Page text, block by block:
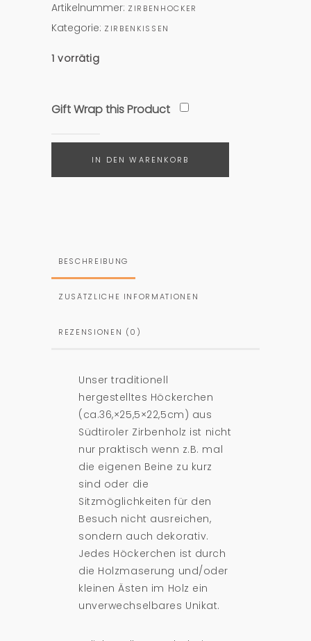
Artikelnummer: ZIRBENHOCKER
Kategorie: ZIRBENKISSEN
1 vorrätig
Gift Wrap this Product
IN DEN WARENKORB
BESCHREIBUNG
ZUSÄTZLICHE INFORMATIONEN
REZENSIONEN (0)
Unser traditionell
hergestelltes Höckerchen
(ca.36,×25,5×22,5cm) aus
Südtiroler Zirbenholz ist nicht
nur praktisch wenn z.B. mal
die eigenen Beine zu kurz
sind oder die
Sitzmöglichkeiten für den
Besuch nicht ausreichen,
sondern auch dekorativ.
Jedes Höckerchen ist durch
die Holzmaserung und/oder
kleinen Ästen im Holz ein
unverwechselbares Unikat.